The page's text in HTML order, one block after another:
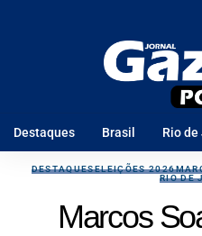
Destaques Brasil Rio
DESTAQUESELEIÇÕES 2026
RIO DE
Marcos